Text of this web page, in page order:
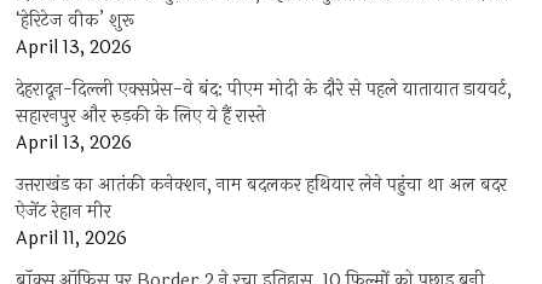
‘हेरिटेज वीक’ शुरू
April 13, 2026
देहरादून-दिल्ली एक्सप्रेस-वे बंद: पीएम मोदी के दौरे से पहले यातायात डायवर्ट,
सहारनपुर और रुड़की के लिए ये हैं रास्ते
April 13, 2026
उत्तराखंड का आतंकी कनेक्शन, नाम बदलकर हथियार लेने पहुंचा था अल बदर
ऐजेंट रेहान मीर
April 11, 2026